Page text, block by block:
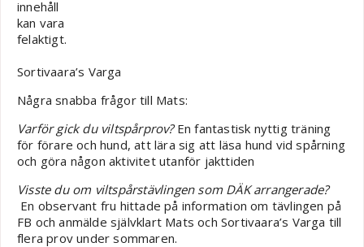
Sortivaara’s Varga
Några snabba frågor till Mats:
Varför gick du viltspårprov?En fantastisk nyttig träning
för förare och hund, att lära sig att läsa hund vid spårning
och göra någon aktivitet utanför jakttiden
Visste du om viltspårstävlingen som DÄK arrangerade?
En observant fru hittade på information om tävlingen på
FB och anmälde självklart Mats och Sortivaara’s Varga till
flera prov under sommaren.